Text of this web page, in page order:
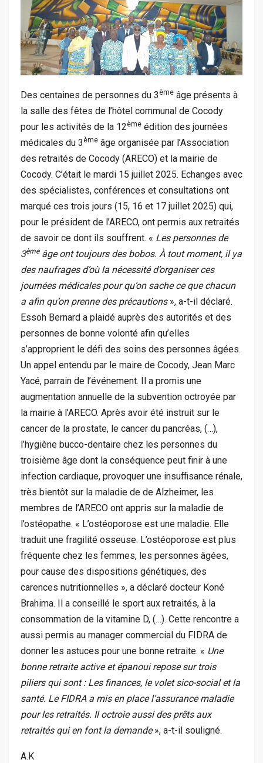
Des centaines de personnes du 3 ème âge présents à
la salle des fêtes de l’hôtel communal de Cocody
pour les activités de la 12ème édition des journées
médicales du 3 ème âge organisée par l’Association
des retraités de Cocody (ARECO) et la mairie de
Cocody. C’était le mardi 15 juillet 2025. Echanges avec
des spécialistes, conférences et consultations ont
marqué ces trois jours (15, 16 et 17 juillet 2025) qui,
pour le président de l’ARECO, ont permis aux retraités
de savoir ce dont ils souffrent. « Les personnes de
3èmeâge ont toujours des bobos. À tout moment, il ya
des naufrages d’où la nécessité d’organiser ces
journées médicales pour qu’on sache ce que chacun
a afin qu’on prenne des précautions », a-t-il déclaré.
Essoh Bernard a plaidé auprès des autorités et des
personnes de bonne volonté afin qu’elles
s’approprient le défi des soins des personnes âgées.
Un appel entendu par le maire de Cocody, Jean Marc
Yacé, parrain de l’événement. Il a promis une
augmentation annuelle de la subvention octroyée par
la mairie à l’ARECO. Après avoir été instruit sur le
cancer de la prostate, le cancer du pancréas, (…),
l’hygiène bucco-dentaire chez les personnes du
troisième âge dont la conséquence peut finir à une
infection cardiaque, provoquer une insuffisance rénale,
très bientôt sur la maladie de de Alzheimer, les
membres de l’ARECO ont appris sur la maladie de
l’ostéopathe. « L’ostéoporose est une maladie. Elle
traduit une fragilité osseuse. L’ostéoporose est plus
fréquente chez les femmes, les personnes âgées,
pour cause des dispositions génétiques, des
carences nutritionnelles », a déclaré docteur Koné
Brahima. Il a conseillé le sport aux retraités, à la
consommation de la vitamine D, (…). Cette rencontre a
aussi permis au manager commercial du FIDRA de
donner les astuces pour une bonne retraite. « Une
bonne retraite active et épanoui repose sur trois
piliers qui sont : Les finances, le volet sico-social et la
santé. Le FIDRA a mis en place l’assurance maladie
pour les retraités. Il octroie aussi des prêts aux
retraités qui en font la demande», a-t-il souligné.
A.K